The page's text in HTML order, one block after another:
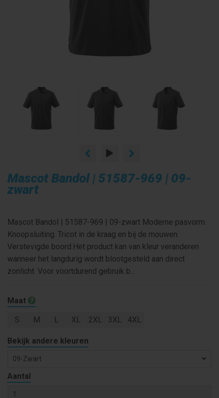
Mascot Bandol | 51587-969 | 09-
zwart
Mascot Bandol | 51587-969 | 09-zwart Moderne pasvorm.
Knoopsluiting. Tricot in de kraag en bij de mouwen.
Verstevigde boord.Het product kan van kleur veranderen
wanneer het langdurig wordt blootgesteld aan direct
zonlicht. Voor voortdurend gebruik b...
Maat
S M L XL 2XL 3XL 4XL
Bekijk andere kleuren
09-Zwart
Aantal